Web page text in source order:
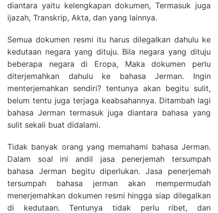
diantara yaitu kelengkapan dokumen, Termasuk juga
ijazah, Transkrip, Akta, dan yang lainnya.
Semua dokumen resmi itu harus dilegalkan dahulu ke
kedutaan negara yang dituju. Bila negara yang dituju
beberapa negara di Eropa, Maka dokumen perlu
diterjemahkan dahulu ke bahasa Jerman. Ingin
menterjemahkan sendiri? tentunya akan begitu sulit,
belum tentu juga terjaga keabsahannya. Ditambah lagi
bahasa Jerman termasuk juga diantara bahasa yang
sulit sekali buat didalami.
Tidak banyak orang yang memahami bahasa Jerman.
Dalam soal ini andil jasa penerjemah tersumpah
bahasa Jerman begitu diperlukan. Jasa penerjemah
tersumpah bahasa jerman akan mempermudah
menerjemahkan dokumen resmi hingga siap dilegalkan
di kedutaan. Tentunya tidak perlu ribet, dan